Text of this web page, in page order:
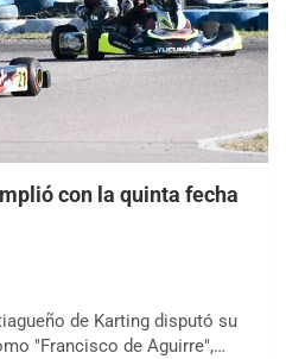
con la quinta fecha
de Karting disputó su
"Francisco de Aguirre",…